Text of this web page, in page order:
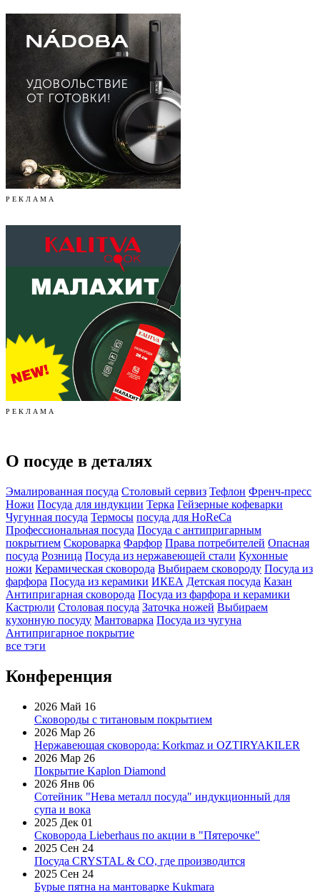
Р Е К Л А М А
Р Е К Л А М А
О посуде в деталях
Эмалированная посуда Столовый сервиз Тефлон Френч-пресс
Ножи Посуда для индукции Терка Гейзерные кофеварки
Чугунная посуда Термосы посуда для HoReCa
Профессиональная посуда Посуда с антипригарным
покрытием Скороварка Фарфор Права потребителей Опасная
посуда Розница Посуда из нержавеющей стали Кухонные
ножи Керамическая сковорода Выбираем сковороду Посуда из
фарфора Посуда из керамики ИКЕА Детская посуда Казан
Антипригарная сковорода Посуда из фарфора и керамики
Кастрюли Столовая посуда Заточка ножей Выбираем
кухонную посуду Мантоварка Посуда из чугуна
Антипригарное покрытие
все тэги
Конференция
2026 Май 16
Сковороды с титановым покрытием
2026 Мар 26
Нержавеющая сковорода: Korkmaz и OZTIRYAKILER
2026 Мар 26
Покрытие Kaplon Diamond
2026 Янв 06
Сотейник "Нева металл посуда" индукционный для
супа и вока
2025 Дек 01
Сковорода Lieberhaus по акции в "Пятерочке"
2025 Сен 24
Посуда CRYSTAL & CO, где производится
2025 Сен 24
Бурые пятна на мантоварке Kukmara